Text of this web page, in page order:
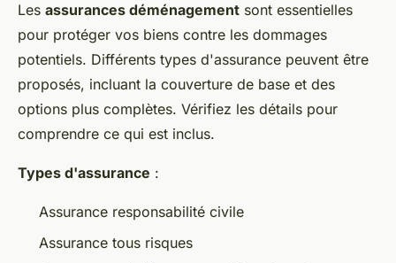
Les assurances déménagement sont essentielles
pour protéger vos biens contre les dommages
potentiels. Différents types d'assurance peuvent être
proposés, incluant la couverture de base et des
options plus complètes. Vérifiez les détails pour
comprendre ce qui est inclus.
Types d'assurance :
Assurance responsabilité civile
Assurance tous risques